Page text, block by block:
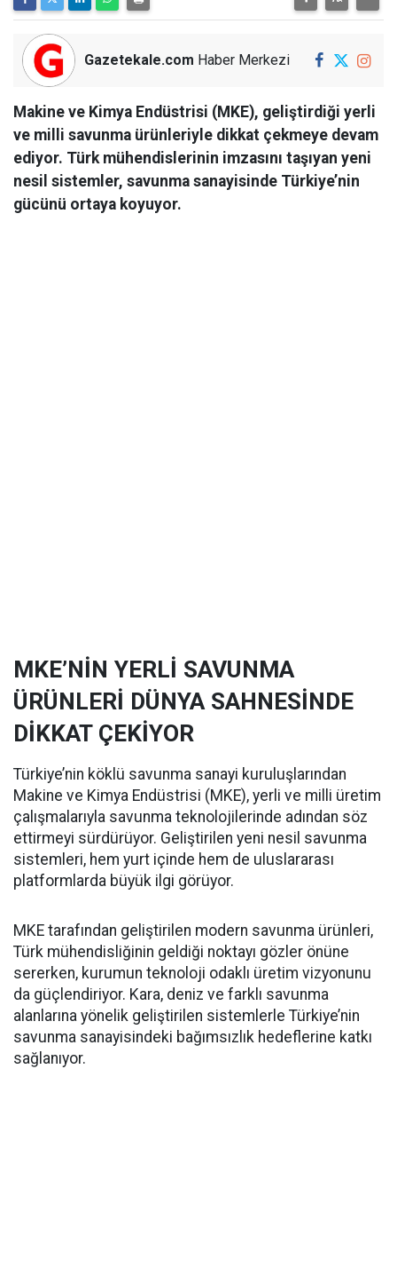
Gazetekale.com Haber Merkezi
Makine ve Kimya Endüstrisi (MKE), geliştirdiği yerli
ve milli savunma ürünleriyle dikkat çekmeye devam
ediyor. Türk mühendislerinin imzasını taşıyan yeni
nesil sistemler, savunma sanayisinde Türkiye’nin
gücünü ortaya koyuyor.
MKE’NİN YERLİ SAVUNMA
ÜRÜNLERİ DÜNYA SAHNESİNDE
DİKKAT ÇEKİYOR
Türkiye’nin köklü savunma sanayi kuruluşlarından
Makine ve Kimya Endüstrisi (MKE), yerli ve milli üretim
çalışmalarıyla savunma teknolojilerinde adından söz
ettirmeyi sürdürüyor. Geliştirilen yeni nesil savunma
sistemleri, hem yurt içinde hem de uluslararası
platformlarda büyük ilgi görüyor.
MKE tarafından geliştirilen modern savunma ürünleri,
Türk mühendisliğinin geldiği noktayı gözler önüne
sererken, kurumun teknoloji odaklı üretim vizyonunu
da güçlendiriyor. Kara, deniz ve farklı savunma
alanlarına yönelik geliştirilen sistemlerle Türkiye’nin
savunma sanayisindeki bağımsızlık hedeflerine katkı
sağlanıyor.